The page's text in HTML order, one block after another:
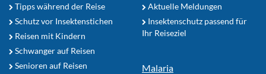
Tipps während der Reise
Schutz vor Insektenstichen
Reisen mit Kindern
Schwanger auf Reisen
Senioren auf Reisen
Aktuelle Meldungen
Insektenschutz passend für
Ihr Reiseziel
Malaria